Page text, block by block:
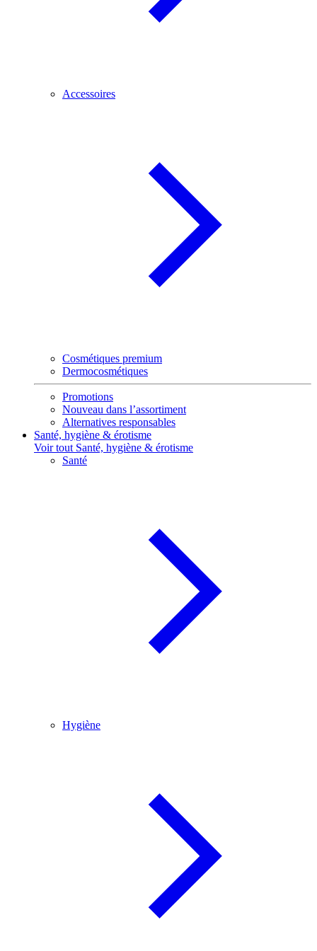
Accessoires
Cosmétiques premium
Dermocosmétiques
Promotions
Nouveau dans l’assortiment
Alternatives responsables
Santé, hygiène & érotisme
Voir tout Santé, hygiène & érotisme
Santé
Hygiène